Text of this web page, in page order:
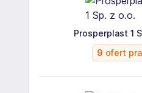
Prosperplast 1
9 ofert